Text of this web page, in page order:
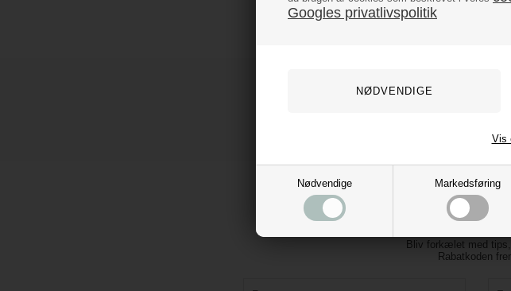
Googles privatlivspolitik
Nødvendige Markedsføring
Vis
Tilmeld vores
Bliv forkælet med tips,
Rabatkoden